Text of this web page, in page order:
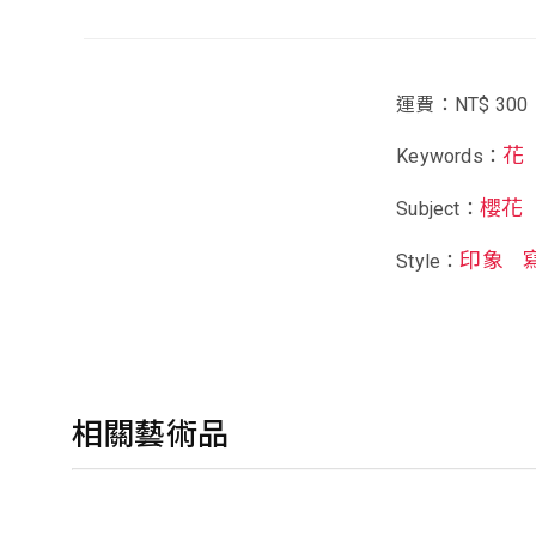
運費：NT$ 300
Keywords：花
Subject： 櫻花
Style：印象
相關藝術品